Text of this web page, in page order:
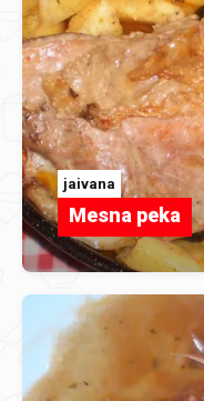
jaivana
Mesna peka